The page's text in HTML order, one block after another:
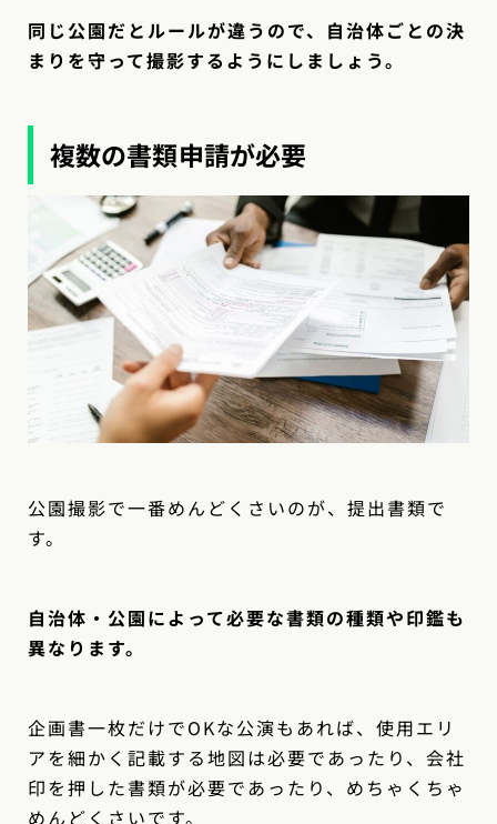
同じ公園だとルールが違うので、自治体ごとの決
まりを守って撮影するようにしましょう。
複数の書類申請が必要
公園撮影で一番めんどくさいのが、提出書類で
す。
自治体・公園によって必要な書類の種類や印鑑も
異なります。
企画書一枚だけでOKな公演もあれば、使用エリ
アを細かく記載する地図は必要であったり、会社
印を押した書類が必要であったり、めちゃくちゃ
めんどくさいです。